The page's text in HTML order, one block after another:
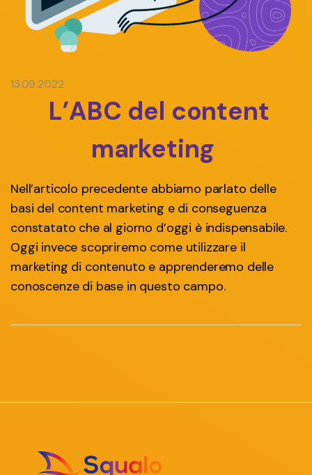
13.09.2022
L’ABC del content
marketing
Nell’articolo precedente abbiamo parlato delle
basi del content marketing e di conseguenza
constatato che al giorno d’oggi è indispensabile.
Oggi invece scopriremo come utilizzare il
marketing di contenuto e apprenderemo delle
conoscenze di base in questo campo.